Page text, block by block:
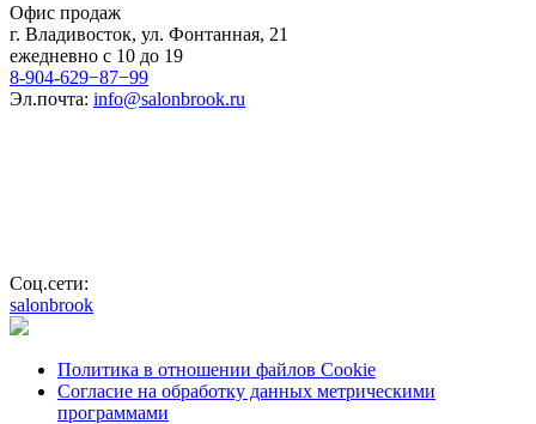
Офис продаж
г. Владивосток, ул. Фонтанная, 21
ежедневно с 10 до 19
8-904-629−87−99
Эл.почта: info@salonbrook.ru
Соц.сети:
salonbrook
Политика в отношении файлов Cookie
Согласие на обработку данных метрическими
программами